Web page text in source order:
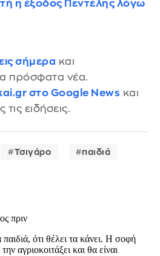
η έξοδος Πεντέλης λόγω
σήμερα και
πρόσφατα νέα.
στο Google News και
ειδήσεις.
Τσιγάρο παιδιά